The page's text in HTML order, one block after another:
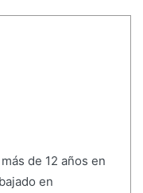
de 12 años en
en